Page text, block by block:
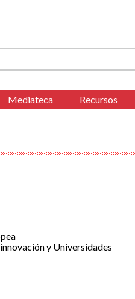
Mediateca Recursos